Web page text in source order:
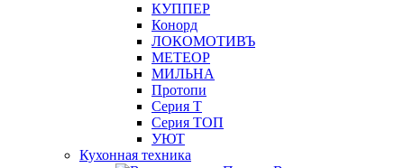
КУППЕР
Конорд
ЛОКОМОТИВЪ
МЕТЕОР
МИЛЬНА
Протопи
Серия Т
Серия ТОП
УЮТ
Кухонная техника